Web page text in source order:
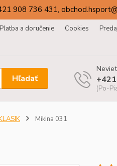
908 736 431,
Platba a doručenie Cookies
Hľadať
(Po-
Mikina 031